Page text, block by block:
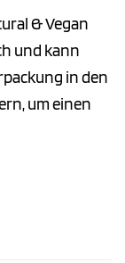
& Vegan
und kann
in den
um einen